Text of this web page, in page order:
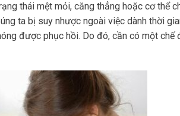
thái mệt mỏi, căng thẳng hoặc cơ thể
ta bị suy nhược ngoài việc dành thời
được phục hồi. Do đó, cần có một